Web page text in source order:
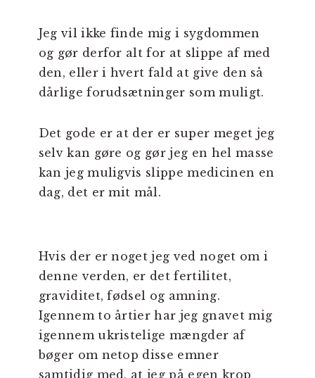
Jeg vil ikke finde mig i sygdommen
og gør derfor alt for at slippe af med
den, eller i hvert fald at give den så
dårlige forudsætninger som muligt.
Det gode er at der er super meget jeg
selv kan gøre og gør jeg en hel masse
kan jeg muligvis slippe medicinen en
dag, det er mit mål.
Hvis der er noget jeg ved noget om i
denne verden, er det fertilitet,
graviditet, fødsel og amning.
Igennem to årtier har jeg gnavet mig
igennem ukristelige mængder af
bøger om netop disse emner
samtidig med, at jeg på egen krop